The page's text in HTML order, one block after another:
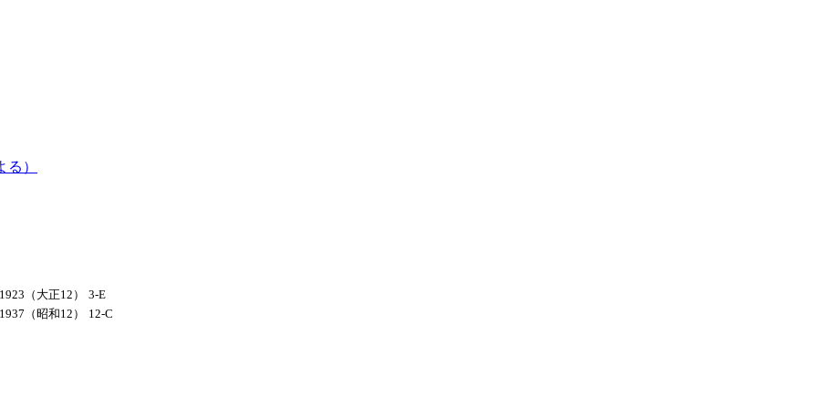
）
1923（大正12）
3-E
1937（昭和12） 12-C